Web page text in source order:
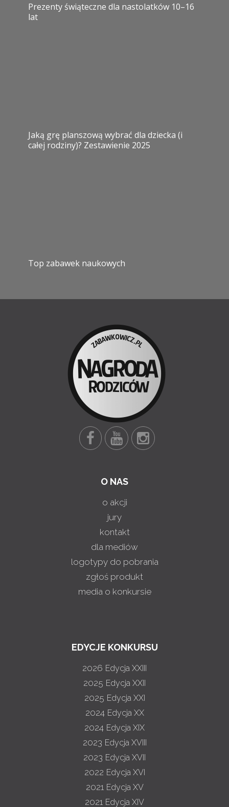
Prezenty świąteczne dla nastolatków 10–16
lat
Jaką grę planszową wybrać dla dziecka (i
całej rodziny)? Zestawienie 2025
Top zabawek naukowych
O NAS
o akcji
jury
kontakt
dla mediów
logotypy do pobrania
zgłoś produkt
media o konkursie
EDYCJE KONKURSU
2026 Edycja XXIII
2025 Edycja XXII
2025 Edycja XXI
2024 Edycja XX
2024 Edycja XIX
2023 Edycja XVIII
2023 Edycja XVII
2022 Edycja XVI
2021 Edycja XV
2021 Edycja XIV